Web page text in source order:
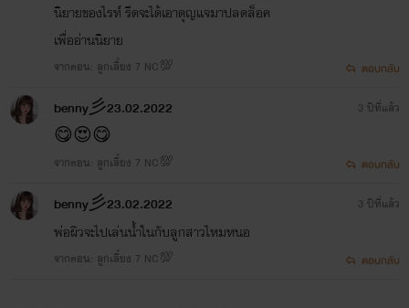
นิยายของไรท์ รีดจะได้เอาดุญแจมาปลดล็อค
เพื่ออ่านนิยาย
จากตอน: ลูกเลี้ยง 7 NC💯 ตอบกลับ
benny彡23.02.2022
😋😍😋
จากตอน: ลูกเลี้ยง 7 NC💯
3 ปีที่แล้ว
ตอบกลับ
benny彡23.02.2022
พ่อผิวจะไปเล่นน้ำในกับลูกสาวไหมหนอ
จากตอน: ลูกเลี้ยง 7 NC💯
3 ปีที่แล้ว
ตอบกลับ